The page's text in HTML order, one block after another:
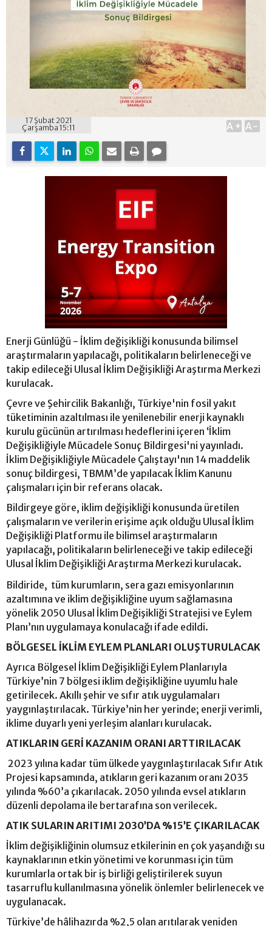
17 Şubat 2021
Çarşamba 15:11
A+ A-
Enerji Günlüğü - İklim değişikliği konusunda bilimsel
araştırmaların yapılacağı, politikaların belirleneceği ve
takip edileceği Ulusal İklim Değişikliği Araştırma Merkezi
kurulacak.
Çevre ve Şehircilik Bakanlığı, Türkiye'nin fosil yakıt
tüketiminin azaltılması ile yenilenebilir enerji kaynaklı
kurulu gücünün artırılması hedeflerini içeren ‘İklim
Değişikliğiyle Mücadele Sonuç Bildirgesi'ni yayınladı.
İklim Değişikliğiyle Mücadele Çalıştayı'nın 14 maddelik
sonuç bildirgesi, TBMM’de yapılacak İklim Kanunu
çalışmaları için bir referans olacak.
Bildirgeye göre, iklim değişikliği konusunda üretilen
çalışmaların ve verilerin erişime açık olduğu Ulusal İklim
Değişikliği Platformu ile bilimsel araştırmaların
yapılacağı, politikaların belirleneceği ve takip edileceği
Ulusal İklim Değişikliği Araştırma Merkezi kurulacak.
Bildiride, tüm kurumların, sera gazı emisyonlarının
azaltımına ve iklim değişikliğine uyum sağlamasına
yönelik 2050 Ulusal İklim Değişikliği Stratejisi ve Eylem
Planı’nın uygulamaya konulacağı ifade edildi.
BÖLGESEL İKLİM EYLEM PLANLARI OLUŞTURULACAK
Ayrıca Bölgesel İklim Değişikliği Eylem Planlarıyla
Türkiye’nin 7 bölgesi iklim değişikliğine uyumlu hale
getirilecek. Akıllı şehir ve sıfır atık uygulamaları
yaygınlaştırılacak. Türkiye’nin her yerinde; enerji verimli,
iklime duyarlı yeni yerleşim alanları kurulacak.
ATIKLARIN GERİ KAZANIM ORANI ARTTIRILACAK
2023 yılına kadar tüm ülkede yaygınlaştırılacak Sıfır Atık
Projesi kapsamında, atıkların geri kazanım oranı 2035
yılında %60’a çıkarılacak. 2050 yılında evsel atıkların
düzenli depolama ile bertarafına son verilecek.
ATIK SULARIN ARITIMI 2030’DA %15’E ÇIKARILACAK
İklim değişikliğinin olumsuz etkilerinin en çok yaşandığı su
kaynaklarının etkin yönetimi ve korunması için tüm
kurumlarla ortak bir iş birliği geliştirilerek suyun
tasarruflu kullanılmasına yönelik önlemler belirlenecek ve
uygulanacak.
Türkiye’de hâlihazırda %2,5 olan arıtılarak yeniden